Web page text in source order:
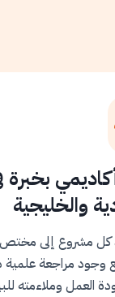
بخبرة
والخليجية
كل مشروع إلى
وجود مراجعة
العمل وملاءمته